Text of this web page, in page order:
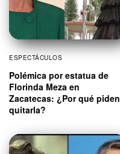
ESPECTÁCULOS
Polémica por estatua de
Florinda Meza en
Zacatecas: ¿Por qué piden
quitarla?